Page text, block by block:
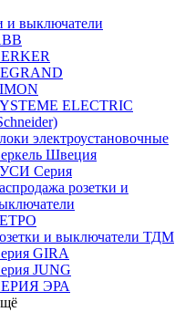
и выключатели
ELECTRIC
электроустановочные
Швеция
Серия
розетки и
и выключатели ТДМ
GIRA
JUNG
ЭРА